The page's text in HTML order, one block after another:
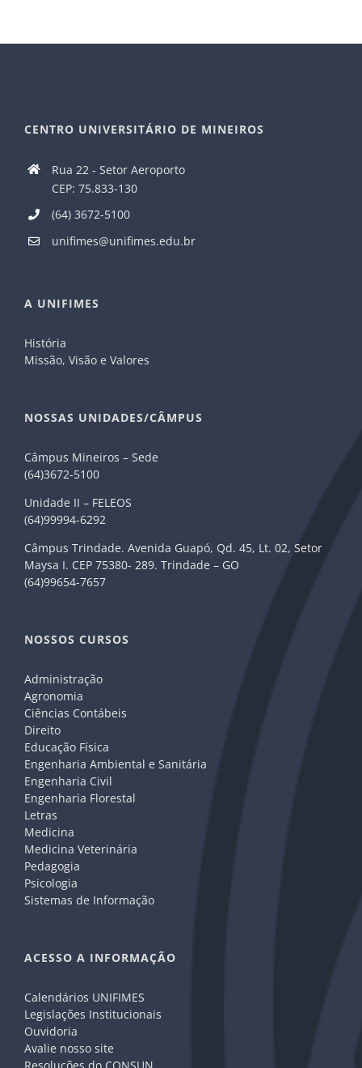
CENTRO UNIVERSITÁRIO DE MINEIROS
Rua 22 - Setor Aeroporto
CEP: 75.833-130
(64) 3672-5100
unifimes@unifimes.edu.br
A UNIFIMES
História
Missão, Visão e Valores
NOSSAS UNIDADES/CÂMPUS
Câmpus Mineiros – Sede
(64)3672-5100
Unidade II – FELEOS
(64)99994-6292
Câmpus Trindade. Avenida Guapó, Qd. 45, Lt. 02, Setor
Maysa I. CEP 75380- 289. Trindade – GO
(64)99654-7657
NOSSOS CURSOS
Administração
Agronomia
Ciências Contábeis
Direito
Educação Física
Engenharia Ambiental e Sanitária
Engenharia Civil
Engenharia Florestal
Letras
Medicina
Medicina Veterinária
Pedagogia
Psicologia
Sistemas de Informação
ACESSO A INFORMAÇÃO
Calendários UNIFIMES
Legislações Institucionais
Ouvidoria
Avalie nosso site